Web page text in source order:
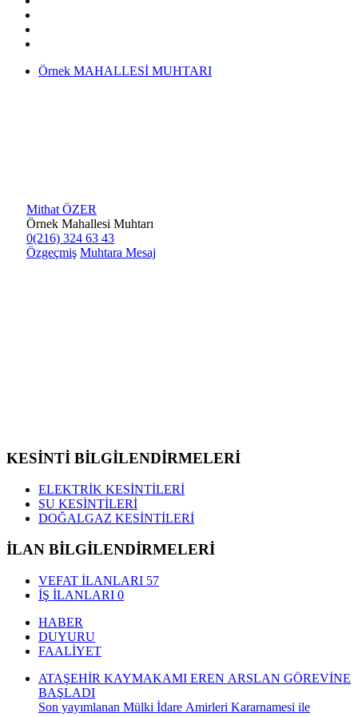
Örnek MAHALLESİ MUHTARI
Mithat ÖZER
Örnek Mahallesi Muhtarı
0(216) 324 63 43
Özgeçmiş Muhtara Mesaj
KESİNTİ BİLGİLENDİRMELERİ
ELEKTRİK KESİNTİLERİ
SU KESİNTİLERİ
DOĞALGAZ KESİNTİLERİ
İLAN BİLGİLENDİRMELERİ
VEFAT İLANLARI 57
İŞ İLANLARI 0
HABER
DUYURU
FAALİYET
ATAŞEHİR KAYMAKAMI EREN ARSLAN GÖREVİNE
BAŞLADI
Son yayımlanan Mülki İdare Amirleri Kararnamesi ile